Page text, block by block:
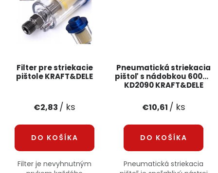
Filter pre striekacie
pištole KRAFT&DELE
€2,83 / ks
DO KOŠÍKA
Filter je nevyhnutným
Pneumatická striekacia
pištoľ s nádobkou 600ml
KD2090 KRAFT&DELE
€10,61 / ks
DO KOŠÍKA
Pneumatická striekacia